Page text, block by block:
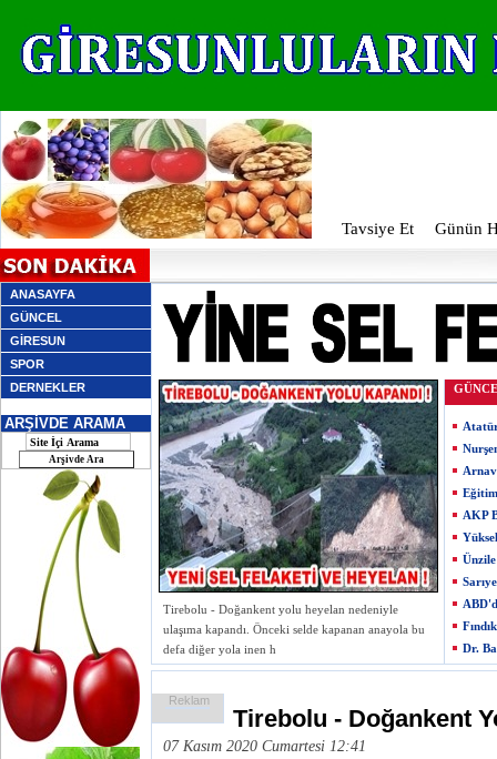
Tavsiye Et Günün
ANASAYFA
GÜNCEL
GİRESUN
SPOR
DERNEKLER
ARŞİVDE ARAMA
Tirebolu - Doğankent yolu heyelan nedeniyle
ulaşıma kapandı. Önceki selde kapanan anayola bu
defa diğer yola inen h
AKP
Dr.
Reklam
Tirebolu - Doğankent
07 Kasım 2020 Cumartesi 12:41